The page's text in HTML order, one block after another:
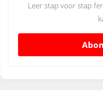
Leer stap voor stap